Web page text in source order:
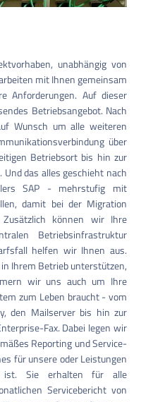
unabhängig von
mit Ihnen gemeinsam
Anforderungen. Auf dieser
Betriebsangebot. Nach
Wunsch um alle weiteren
über
Betriebsort bis hin zur
das alles geschieht nach
SAP - mehrstufig mit
damit bei der Migration
können wir Ihre
Betriebsinfrastruktur
helfen wir Ihnen aus.
Ihrem Betrieb unterstützen,
wir uns auch um Ihre
zum Leben braucht - vom
den Mailserver bis hin zur
Fax. Dabei legen wir
Reporting und Service-
für unsere oder Leistungen
ist. Sie erhalten für alle
Servicebericht von